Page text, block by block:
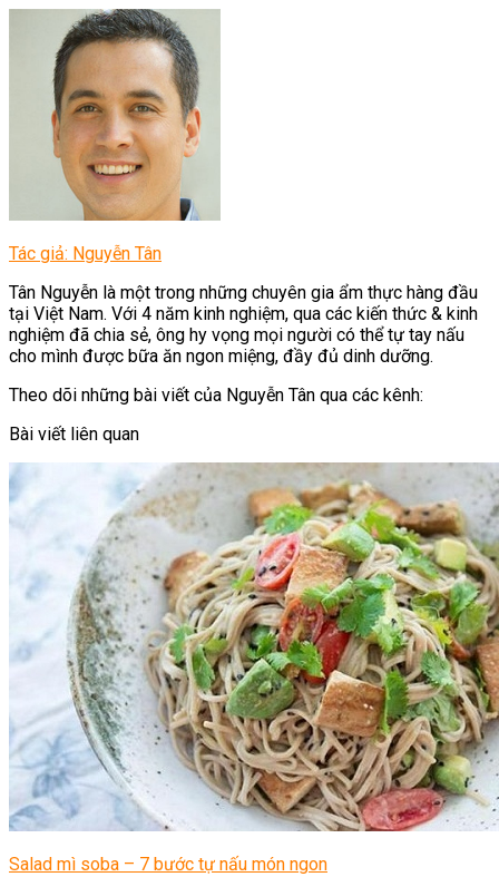
Tác giả: Nguyễn Tân
Tân Nguyễn là một trong những chuyên gia ẩm thực hàng đầu
tại Việt Nam. Với 4 năm kinh nghiệm, qua các kiến thức & kinh
nghiệm đã chia sẻ, ông hy vọng mọi người có thể tự tay nấu
cho mình được bữa ăn ngon miệng, đầy đủ dinh dưỡng.
Theo dõi những bài viết của Nguyễn Tân qua các kênh:
Bài viết liên quan
Salad mì soba – 7 bước tự nấu món ngon